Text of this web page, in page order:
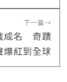
下一篇→
成名 奇蹟
爆紅到全球